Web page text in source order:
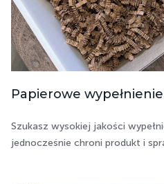
Papierowe
Szukasz wysokiej jakości
jednocześnie chroni produkt i